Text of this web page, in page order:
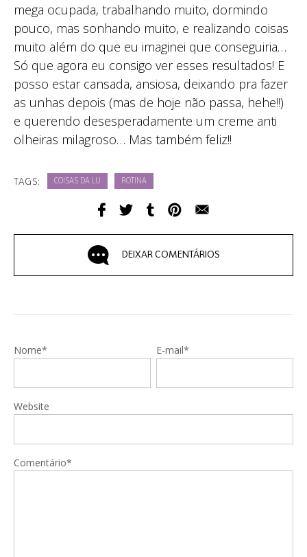
mega ocupada, trabalhando muito, dormindo
pouco, mas sonhando muito, e realizando coisas
muito além do que eu imaginei que conseguiria…
Só que agora eu consigo ver esses resultados! E
posso estar cansada, ansiosa, deixando pra fazer
as unhas depois (mas de hoje não passa, hehe!!)
e querendo desesperadamente um creme anti
olheiras milagroso… Mas também feliz!!
TAGS: COISAS DA LU ROTINA
DEIXAR COMENTÁRIOS
Nome* E-mail*
Website
Comentário*